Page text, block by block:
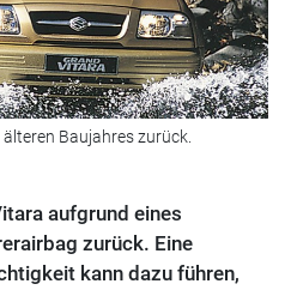
Baujahres zurück.
aufgrund eines
zurück. Eine
kann dazu führen,